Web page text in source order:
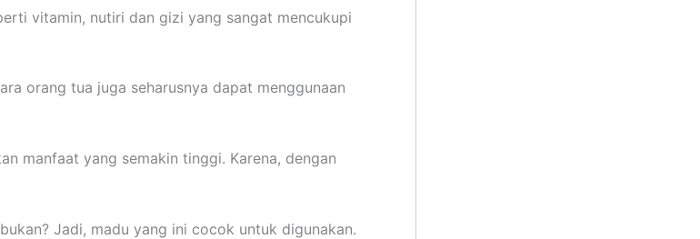
vitamin, nutiri dan gizi yang sangat mencukupi
orang tua juga seharusnya dapat menggunaan
manfaat yang semakin tinggi. Karena, dengan
Jadi, madu yang ini cocok untuk digunakan.